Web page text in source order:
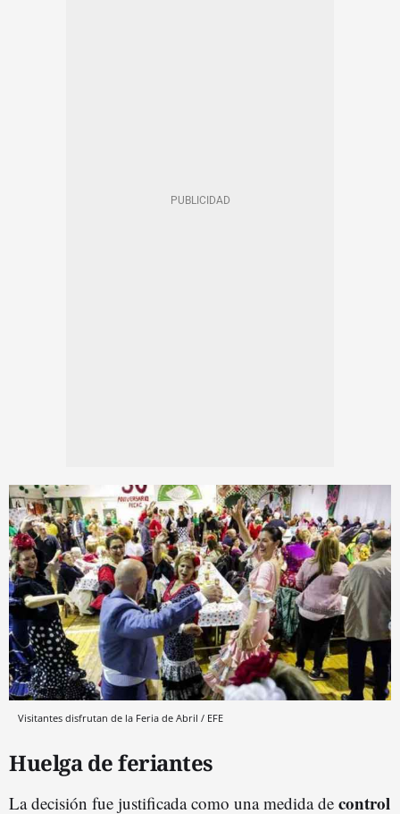
Visitantes disfrutan de la Feria de Abril / EFE
Huelga de feriantes
La decisión fue justificada como una medida de control